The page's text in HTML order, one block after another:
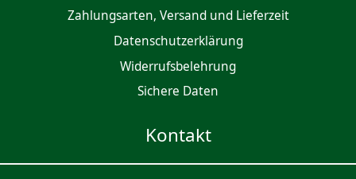
Zahlungsarten, Versand und Lieferzeit
Daten­schutz­er­klärung
Widerrufsbelehrung
Sichere Daten
Kontakt